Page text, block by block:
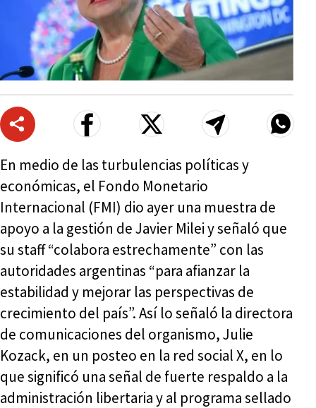
En medio de las turbulencias políticas y
económicas, el Fondo Monetario
Internacional (FMI) dio ayer una muestra de
apoyo a la gestión de Javier Milei y señaló que
su staff “colabora estrechamente” con las
autoridades argentinas “para afianzar la
estabilidad y mejorar las perspectivas de
crecimiento del país”. Así lo señaló la directora
de comunicaciones del organismo, Julie
Kozack, en un posteo en la red social X, en lo
que significó una señal de fuerte respaldo a la
administración libertaria y al programa sellado